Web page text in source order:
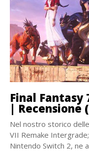
Final
| Recensione
Nel nostro storico
VII Remake
Nintendo Switch 2, ne